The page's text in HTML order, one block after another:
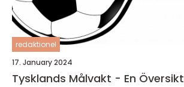
redaktionel
17. January 2024
Tysklands Målvakt - En Översikt